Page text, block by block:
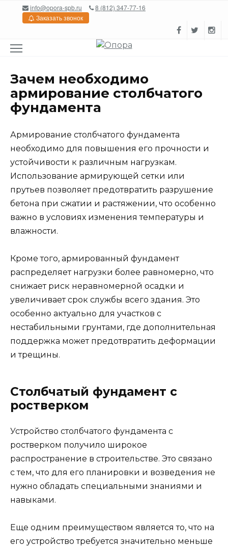
Перейтиinfo@opora-spb.ru
8 (812) 347-77-16
Заказать звонок
Зачем необходимо
армирование столбчатого
фундамента
Армирование столбчатого фундамента
необходимо для повышения его прочности и
устойчивости к различным нагрузкам.
Использование армирующей сетки или
прутьев позволяет предотвратить разрушение
бетона при сжатии и растяжении, что особенно
важно в условиях изменения температуры и
влажности.
Кроме того, армированный фундамент
распределяет нагрузки более равномерно, что
снижает риск неравномерной осадки и
увеличивает срок службы всего здания. Это
особенно актуально для участков с
нестабильными грунтами, где дополнительная
поддержка может предотвратить деформации
и трещины.
Столбчатый фундамент с
ростверком
Устройство столбчатого фундамента с
ростверком получило широкое
распространение в строительстве. Это связано
с тем, что для его планировки и возведения не
нужно обладать специальными знаниями и
навыками.
Еще одним преимуществом является то, что на
его устройство требуется значительно меньше